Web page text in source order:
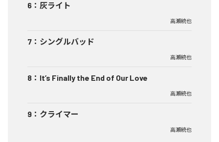
6 ： 灰ライト
高瀬統也
7 ： シングルバッド
高瀬統也
8 ： It’s Finally the End of Our Love
高瀬統也
9 ： クライマー
高瀬統也